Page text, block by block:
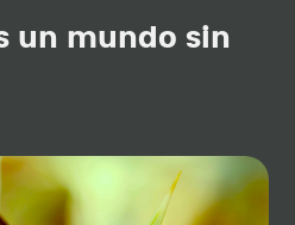
un mundo sin